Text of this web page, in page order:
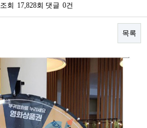
조회 17,828회 댓글 0건
목록